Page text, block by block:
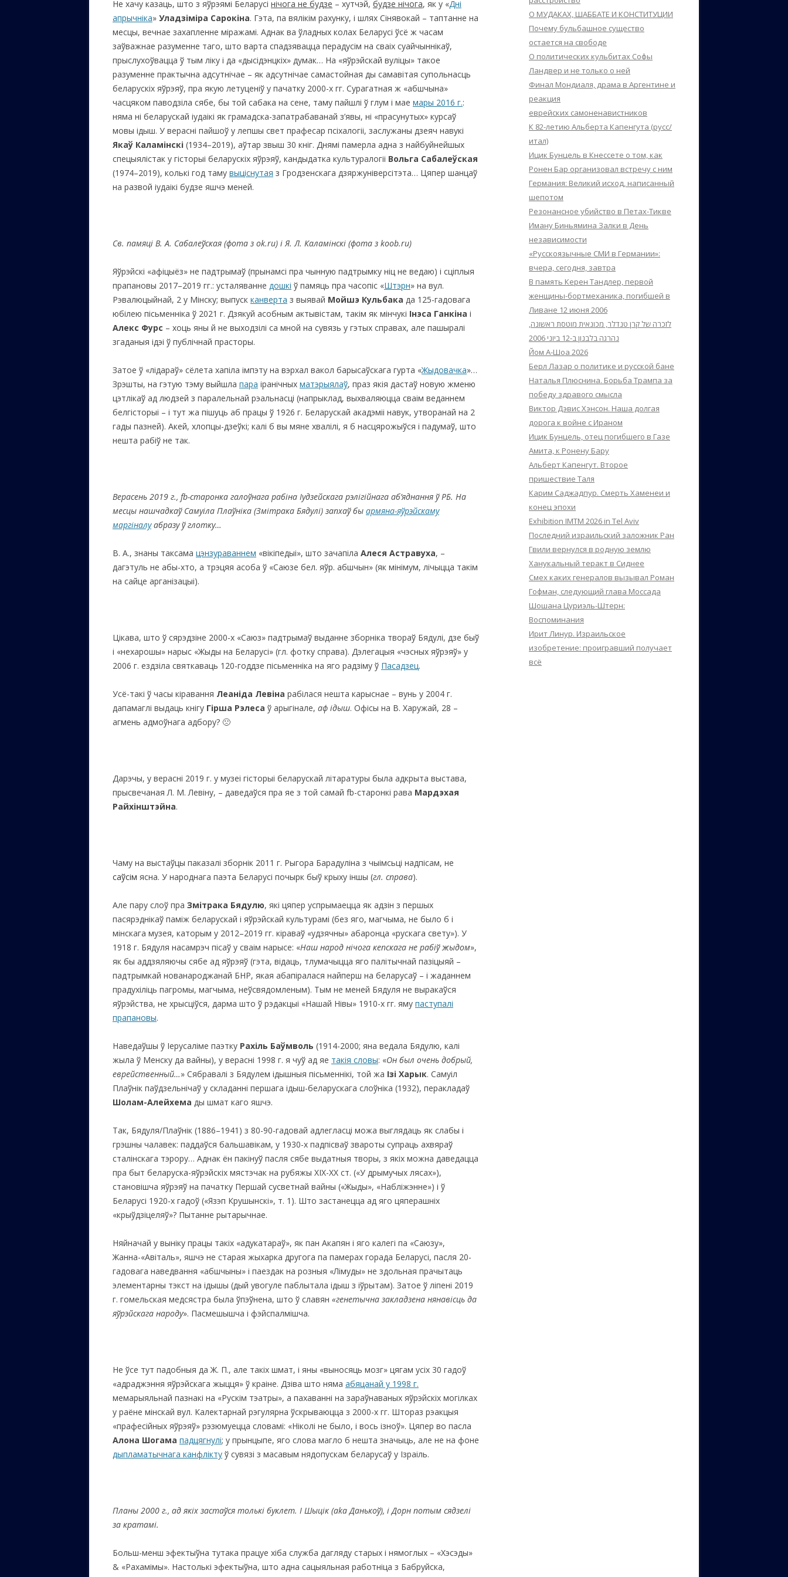
ЕВРЕЙСКАЯ ЖИЗНЬ В
КАЛИНКОВИЧАХ СЕЙЧАС
ОЗАРИЧИ
ИНФОРМАЦИЯ К СТАРОМУ
САЙТУ
ВАШИ ПИСЬМА
ОТЗЫВЫ, ПРЕДЛОЖЕНИЯ,
УТОЧНЕНИЯ, ДОПОЛНЕНИЯ
КТО КОГО ИЩЕТ
Не хачу казаць, што з яўрэямі Беларусі нічога не будзе – хутчэй, будзе нічога, як у «Дні
апрычніка» Уладзіміра Сарокіна. Гэта, па вялікім рахунку, і шлях Сінявокай – таптанне на
месцы, вечнае захапленне міражамі. Аднак ва ўладных колах Беларусі ўсё ж часам
заўважнаe разуменне таго, што варта спадзявацца перадусім на сваіх суайчыннікаў,
прыслухоўвацца ў тым ліку і да «дысідэнцкіх» думак… На «яўрэйскай вуліцы» такое
разуменне практычна адсутнічае – як адсутнічае самастойная ды самавітая супольнасць
беларускіх яўрэяў, пра якую летуценіў у пачатку 2000-х гг. Cурагатная ж «абшчына»
часцяком паводзіла сябе, бы той сабака на сене, таму пайшлі ў глум і мае мары 2016 г.:
няма ні беларускай іудаікі як грамадска-запатрабаванай з’явы, ні «прасунутых» курсаў
мовы ідыш. У верасні пайшоў у лепшы свет прафесар псіхалогіі, заслужаны дзеяч навукі
Якаў Каламінскі (1934–2019), аўтар звыш 30 кніг. Днямі памерла адна з найбуйнейшых
спецыялістак у гісторыі беларускіх яўрэяў, кандыдатка культуралогіі Вольга Сабалеўская
(1974–2019), колькі год таму выціснутая з Гродзенскага дзяржуніверсітэта… Цяпер шанцаў
на развой іудаікі будзе яшчэ меней.
Св. памяці В.A. Сабалеўская (фота з ok.ru) і Я. Л. Каламінскі (фота з koob.ru)
Яўрэйскі «афіцыёз» не падтрымаў (прынамсі пра чынную падтрымку ніц не ведаю) і сціплыя
прапановы 2017–2019 гг.: усталяванне дошкі ў памяць пра часопіс «Штэрн» на вул.
Рэвалюцыйнай, 2 у Мінску; выпуск канверта з выявай Мойшэ Кульбака да 125-гадовага
юбілею пісьменніка ў 2021 г. Дзякуй асобным актывістам, такім як мінчукі Інэса Ганкіна і
Алекс Фурс – хоць яны й не выходзілі са мной на сувязь у гэтых справах, але пашыралі
згаданыя ідэі ў публічнай прасторы.
Затое ў «лідараў» сёлета хапіла імпэту на вэрхал вакол барысаўскага гурта «Жыдовачка»…
Зрэшты, на гэтую тэму выйшла пара іранічных матэрыялаў, праз якія дастаў новую жменю
цэтлікаў ад людзей з паралельнай рэальнасці (напрыклад, выхваляюцца сваім веданнем
белгісторыі – і тут жа пішуць аб працы ў 1926 г. Беларускай акадэміі навук, утворанай на 2
гады пазней). Акей, хлопцы-дзеўкі; калі б вы мяне хвалілі, я б насцярожыўся і падумаў, што
нешта рабіў не так.
Верасень 2019 г., fb-старонка галоўнага рабіна Іудзейскага рэлігійнага аб’яднання ў РБ. На
месцы нашчадкаў Самуіла Плаўніка (Змітрака Бядулі) запхаў бы армяна-яўрэйскаму
маргіналуабразу ў глотку…
В. А., знаны таксама цэнзураваннем «вікіпедыі», што зачапіла Алеся Астравуха, –
дагэтуль не абы-хто, а трэцяя асоба ў «Саюзе бел. яўр. абшчын» (як мінімум, лічыцца такім
на сайце арганізацыі).
Цікава, што ў сярэдзіне 2000-х «Саюз» падтрымаў выданне зборніка твораў Бядулі, дзе быў
і «нехарошы» нарыс «Жыды на Беларусі» (гл. фотку справа). Дэлегацыя «чэсных яўрэяў» у
2006 г. ездзіла святкаваць 120-годдзе пісьменніка на яго радзіму ў Пасадзец.
Усё-такі ў часы кіравання Леаніда Левіна рабілася нешта карыснае – вунь у 2004 г.
дапамаглі выдаць кнігу Гірша Рэлеса ў арыгінале, аф ідыш. Офісы на В. Харужай, 28 –
агмень адмоўнага адбору? 🙁
Дарэчы, у верасні 2019 г. у музеі гісторыі беларускай літаратуры была адкрыта выстава,
прысвечаная Л. М. Левіну, – даведаўся пра яе з той самай fb-старонкі рава Мардэхая
Райхінштэйна.
Чаму на выстаўцы паказалі зборнік 2011 г. Рыгора Барадуліна з чыімсьці надпісам, не
саўсім ясна. У народнага паэта Беларусі почырк быў крыху іншы (гл. справа).
Але пару слоў пра Змітрака Бядулю, які цяпер успрымаецца як адзін з першых
пасярэднікаў паміж беларускай і яўрэйскай культурамі (без яго, магчыма, не было б і
мінскага музея, каторым у 2012–2019 гг. кіраваў «удзячны» абаронца «рускага свету»). У
1918 г. Бядуля насамрэч пісаў у сваім нарысе: «Наш народ нічога кепскага не рабіў жыдом»,
як бы аддзяляючы сябе ад яўрэяў (гэта, відаць, тлумачыцца яго палітычнай пазіцыяй –
падтрымкай нованароджанай БНР, якая абапіралася найперш на беларусаў – і жаданнем
прадухіліць пагромы, магчыма, неўсвядомленым). Тым не меней Бядуля не выракаўся
яўрэйства, не хрысціўся, дарма што ў рэдакцыі «Нашай Нівы» 1910-х гг. яму паступалі
прапановы.
Наведаўшы ў Іерусаліме паэтку Рахіль Баўмволь (1914-2000; яна ведала Бядулю, калі
жыла ў Менску да вайны), у верасні 1998 г. я чуў ад яе такія словы: «Он был очень добрый,
еврейственный…» Сябравалі з Бядулем ідышныя пісьменнікі, той жа Ізі Харык. Самуіл
Плаўнік паўдзельнічаў у складанні першага ідыш-беларускага слоўніка (1932), перакладаў
Шолам-Алейхема ды шмат каго яшчэ.
Так, Бядуля/Плаўнік (1886–1941) з 80-90-гадовай адлегласці можа выглядаць як слабы і
грэшны чалавек: паддаўся бальшавікам, у 1930-х падпісваў звароты супраць ахвяраў
сталінскага тэрору… Аднак ён пакінуў пасля сябе выдатныя творы, з якіх можна даведацца
пра быт беларуска-яўрэйскіх мястэчак на рубяжы ХIХ-ХX cт. («У дрымучых лясах»),
становішча яўрэяў на пачатку Першай сусветнай вайны («Жыды», «Набліжэнне») і ў
Беларусі 1920-х гадоў («Язэп Крушынскі», т. 1). Што застанецца ад яго цяперашніх
«крыўдзіцеляў»? Пытанне рытарычнае.
Няйначай у выніку працы такіх «адукатараў», як пан Акапян і яго калегі па «Саюзу»,
Жанна-«Авіталь», яшчэ не старая жыхарка другога па памерах горада Беларусі, пасля 20-
гадовага наведвання «абшчыны» і паездак на розныя «Лімуды» не здольная прачытаць
элементарны тэкст на ідышы (дый увогуле паблытала ідыш з іўрытам). Затое ў ліпені 2019
г. гомельская медсястра была ўпэўнена, што ў славян «генетычна закладзена нянавісць да
яўрэйскага народу». Пасмешышча і фэйспалмішча.
Не ўсе тут падобныя да Ж. П., але такіх шмат, і яны «выносяць мозг» цягам усіх 30 гадоў
«адраджэння яўрэйскага жыцця» ў краіне. Дзіва што няма абяцанай у 1998 г.
мемарыяльнай пазнакі на «Рускім тэатры», а пахаванні на зараўнаваных яўрэйскіх могілках
у раёне мінскай вул. Калектарнай рэгулярна ўскрываюцца з 2000-х гг. Штораз рэакцыя
«прафесійных яўрэяў» рэзюмуецца словамі: «Ніколі не было, і вось ізноў». Цяпер во пасла
Алона Шогама падцягнулі; у прынцыпе, яго слова магло б нешта значыць, але не на фоне
дыпламатычнага канфлікту ў сувязі з масавым нядопускам беларусаў у Ізраіль.
Планы 2000 г., ад якіх застаўся толькі буклет. І Шыцік (aka Данькоў), і Дорн потым сядзелі
за кратамі.
Больш-менш эфектыўна тутака працуе хіба служба дагляду старых і нямоглых – «Хэсэды»
& «Рахамімы». Настолькі эфектыўна, што адна сацыяльная работніца з Бабруйска,
О МУДАКАХ, ШАББАТЕ И КОНСТИТУЦИИ
Почему бульбашное существо
остается на свободе
О политических кульбитах Софы
Ландвер и не только о ней
Финал Мондиаля, драма в Аргентине и
реакция
еврейских самоненавистников
К 82-летию Альберта Капенгута (русс/
итал)
Ицик Бунцель в Кнессете о том, как
Ронен Бар организовал встречу с ним
Германия: Великий исход, написанный
шепотом
Резонансное убийство в Петах-Тикве
Иману Биньямина Залки в День
независимости
«Русскоязычные СМИ в Германии»:
вчера, сегодня, завтра
В память Керен Тандлер, первой
женщины-бортмеханика, погибшей в
Ливане 12 июня 2006
לזכרה של קרן טנדלר, מכונאית מוטסת ראשונה,
נהרגה בלבנון ב-12 ביוני 2006
Йом А-Шоа 2026
Берл Лазар о политике и русской бане
Наталья Плюснина. Борьба Трампа за
победу здравого смысла
Виктор Дэвис Хэнсон. Наша долгая
дорога к войне с Ираном
Ицик Бунцель, отец погибшего в Газе
Амита, к Ронену Бару
Альберт Капенгут. Второе
пришествие Таля
Карим Саджадпур. Смерть Хаменеи и
конец эпохи
Exhibition IMTM 2026 in Tel Aviv
Последний израильский заложник Ран
Гвили вернулся в родную землю
Ханукальный теракт в Сиднее
Смех каких генералов вызывал Роман
Гофман, следующий глава Моссада
Шошана Цуриэль-Штерн:
Воспоминания
Ирит Линур. Израильское
изобретение: проигравший получает
всё